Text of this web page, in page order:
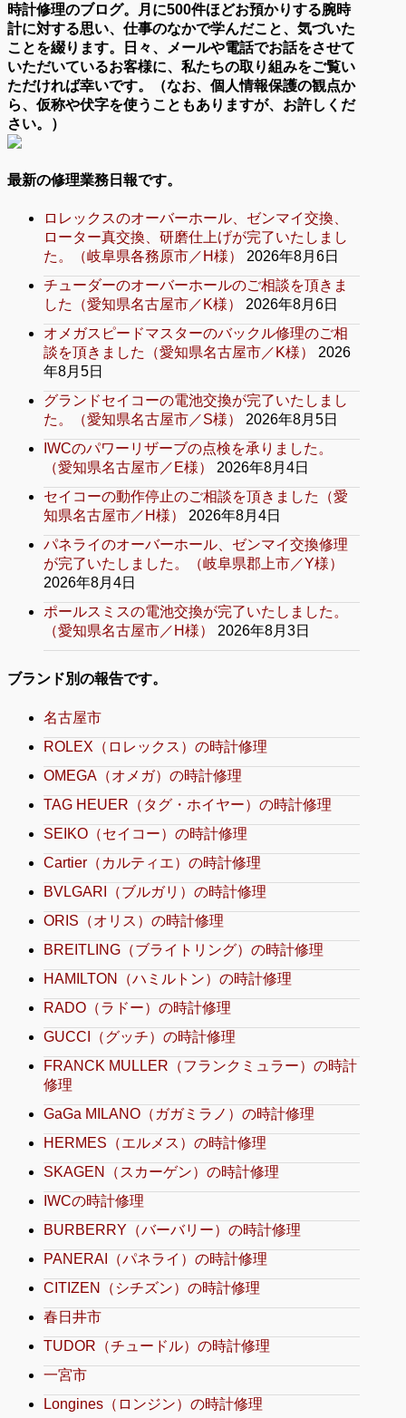
時計修理のブログ。月に500件ほどお預かりする腕時
計に対する思い、仕事のなかで学んだこと、気づいた
ことを綴ります。日々、メールや電話でお話をさせて
いただいているお客様に、私たちの取り組みをご覧い
ただければ幸いです。（なお、個人情報保護の観点か
ら、仮称や伏字を使うこともありますが、お許しくだ
さい。）
最新の修理業務日報です。
ロレックスのオーバーホール、ゼンマイ交換、
ローター真交換、研磨仕上げが完了いたしまし
た。（岐阜県各務原市／H様）
2026年8月6日
チューダーのオーバーホールのご相談を頂きま
した（愛知県名古屋市／K様）
2026年8月6日
オメガスピードマスターのバックル修理のご相
談を頂きました（愛知県名古屋市／K様）
2026
年8月5日
グランドセイコーの電池交換が完了いたしまし
た。（愛知県名古屋市／S様）
2026年8月5日
IWCのパワーリザーブの点検を承りました。
（愛知県名古屋市／E様）
2026年8月4日
セイコーの動作停止のご相談を頂きました（愛
知県名古屋市／H様）
2026年8月4日
パネライのオーバーホール、ゼンマイ交換修理
が完了いたしました。（岐阜県郡上市／Y様）
2026年8月4日
ポールスミスの電池交換が完了いたしました。
（愛知県名古屋市／H様）
2026年8月3日
ブランド別の報告です。
名古屋市
ROLEX（ロレックス）の時計修理
OMEGA（オメガ）の時計修理
TAG HEUER（タグ・ホイヤー）の時計修理
SEIKO（セイコー）の時計修理
Cartier（カルティエ）の時計修理
BVLGARI（ブルガリ）の時計修理
ORIS（オリス）の時計修理
BREITLING（ブライトリング）の時計修理
HAMILTON（ハミルトン）の時計修理
RADO（ラドー）の時計修理
GUCCI（グッチ）の時計修理
FRANCK MULLER（フランクミュラー）の時計
修理
GaGa MILANO（ガガミラノ）の時計修理
HERMES（エルメス）の時計修理
SKAGEN（スカーゲン）の時計修理
IWCの時計修理
BURBERRY（バーバリー）の時計修理
PANERAI（パネライ）の時計修理
CITIZEN（シチズン）の時計修理
春日井市
TUDOR（チュードル）の時計修理
一宮市
Longines（ロンジン）の時計修理